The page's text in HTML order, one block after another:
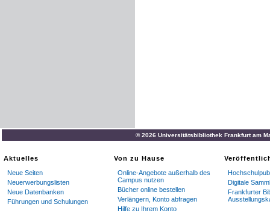
© 2026 Universitätsbibliothek Frankfurt am
Aktuelles
Neue Seiten
Neuerwerbungslisten
Neue Datenbanken
Führungen und Schulungen
Von zu Hause
Online-Angebote außerhalb des
Campus nutzen
Bücher online bestellen
Verlängern, Konto abfragen
Hilfe zu Ihrem Konto
Digitale
Frankfurter